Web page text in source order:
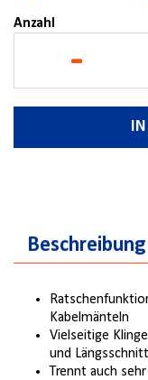
Anzahl
-
Beschreibung
Kabelmänteln
Vielseitige
und Längsschnitt
Trennt auch